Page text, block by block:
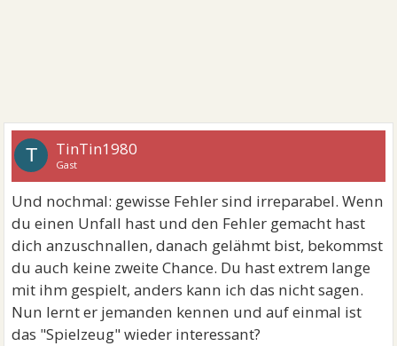
T TinTin1980
Gast
Und nochmal: gewisse Fehler sind irreparabel. Wenn
du einen Unfall hast und den Fehler gemacht hast
dich anzuschnallen, danach gelähmt bist, bekommst
du auch keine zweite Chance. Du hast extrem lange
mit ihm gespielt, anders kann ich das nicht sagen.
Nun lernt er jemanden kennen und auf einmal ist
das "Spielzeug" wieder interessant?